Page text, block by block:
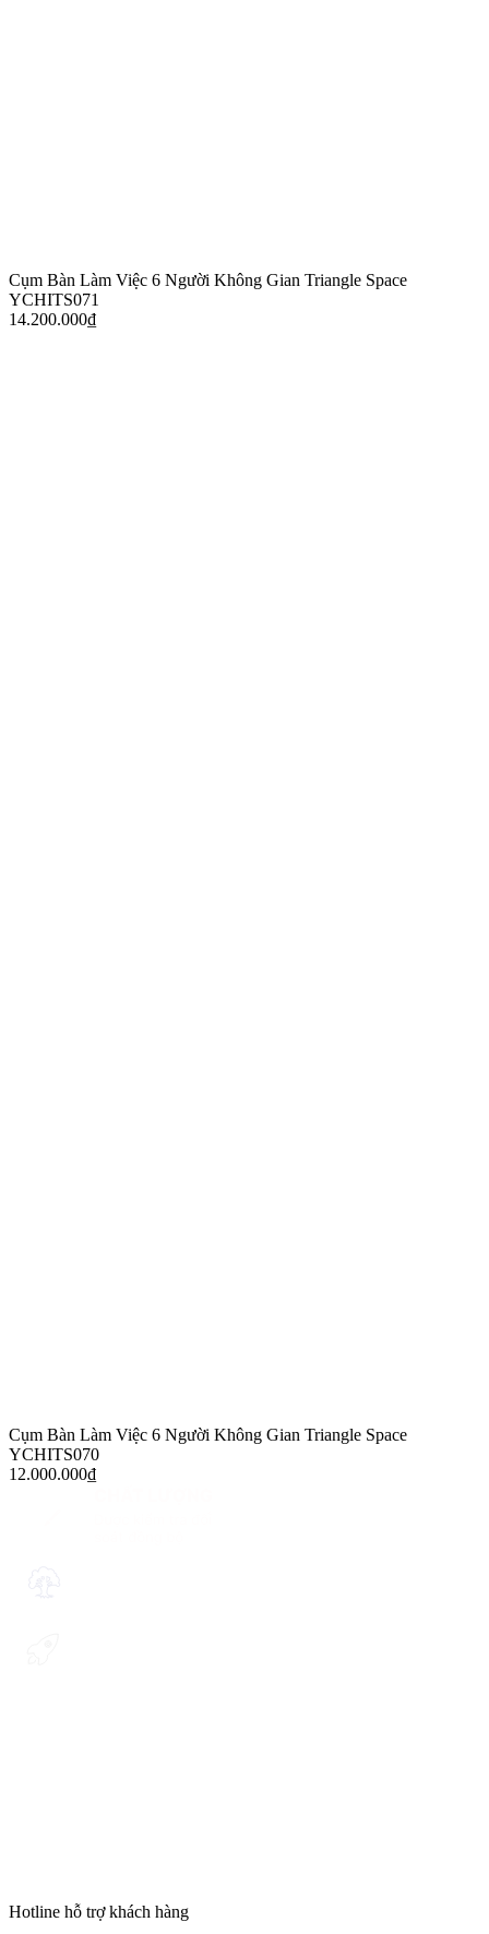
Cụm Bàn Làm Việc 6 Người Không Gian Triangle Space
YCHITS071
14.200.000₫
Cụm Bàn Làm Việc 6 Người Không Gian Triangle Space
YCHITS070
12.000.000₫
Hotline hỗ trợ khách hàng